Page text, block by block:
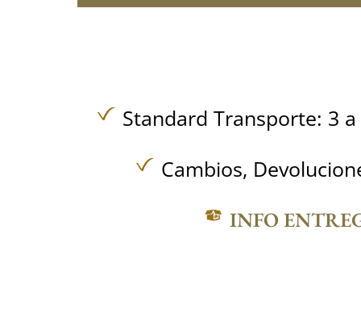
Standard Transporte: 3
Cambios,
INFO